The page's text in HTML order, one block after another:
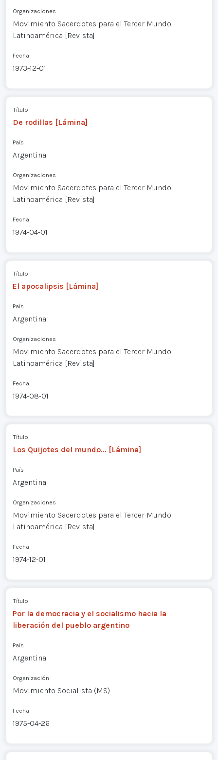
Organizaciones
Movimiento Sacerdotes para el Tercer Mundo
Latinoamérica [Revista]
Fecha
1973-12-01
Título
De rodillas [Lámina]
País
Argentina
Organizaciones
Movimiento Sacerdotes para el Tercer Mundo
Latinoamérica [Revista]
Fecha
1974-04-01
Título
El apocalipsis [Lámina]
País
Argentina
Organizaciones
Movimiento Sacerdotes para el Tercer Mundo
Latinoamérica [Revista]
Fecha
1974-08-01
Título
Los Quijotes del mundo... [Lámina]
País
Argentina
Organizaciones
Movimiento Sacerdotes para el Tercer Mundo
Latinoamérica [Revista]
Fecha
1974-12-01
Título
Por la democracia y el socialismo hacia la
liberación del pueblo argentino
País
Argentina
Organización
Movimiento Socialista (MS)
Fecha
1975-04-26